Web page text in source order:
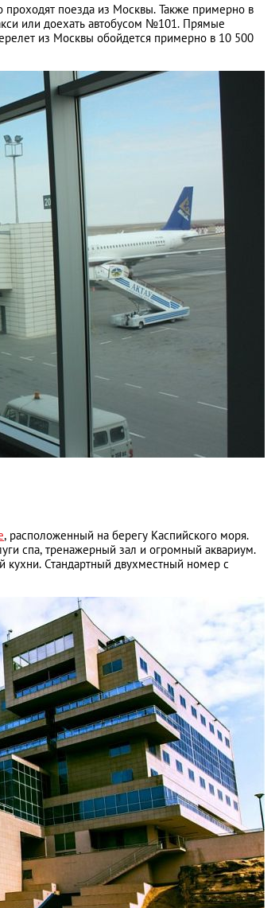
поезда из Москвы. Также примерно в
или доехать автобусом №101. Прямые
из Москвы обойдется примерно в 10 500
, расположенный на берегу Каспийского моря.
спа, тренажерный зал и огромный аквариум.
кухни. Стандартный двухместный номер с
всем мире
LIFESTYLE